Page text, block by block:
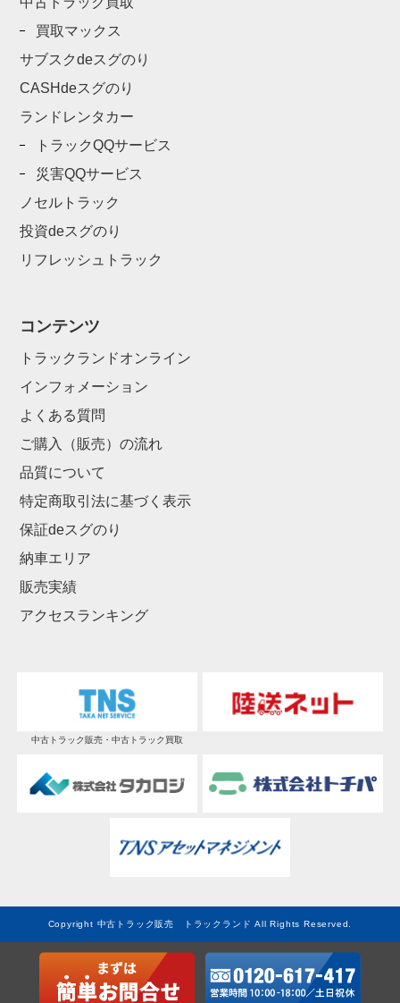
買取マックス
サブスクdeスグのり
CASHdeスグのり
ランドレンタカー
トラックQQサービス
災害QQサービス
ノセルトラック
投資deスグのり
リフレッシュトラック
コンテンツ
トラックランドオンライン
インフォメーション
よくある質問
ご購入（販売）の流れ
品質について
特定商取引法に基づく表示
保証deスグのり
納車エリア
販売実績
アクセスランキング
中古トラック販売・中古トラック買取
Copyright 中古トラック販売 トラックランド All Rights Reserved.